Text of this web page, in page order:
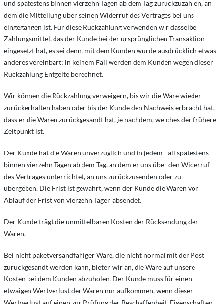
und spätestens binnen vierzehn Tagen ab dem Tag zurückzuzahlen, an
dem die Mitteilung über seinen Widerruf des Vertrages bei uns
eingegangen ist. Für diese Rückzahlung verwenden wir dasselbe
Zahlungsmittel, das der Kunde bei der ursprünglichen Transaktion
eingesetzt hat, es sei denn, mit dem Kunden wurde ausdrücklich etwas
anderes vereinbart; in keinem Fall werden dem Kunden wegen dieser
Rückzahlung Entgelte berechnet.
Wir können die Rückzahlung verweigern, bis wir die Ware wieder
zurückerhalten haben oder bis der Kunde den Nachweis erbracht hat,
dass er die Waren zurückgesandt hat, je nachdem, welches der frühere
Zeitpunkt ist.
Der Kunde hat die Waren unverzüglich und in jedem Fall spätestens
binnen vierzehn Tagen ab dem Tag, an dem er uns über den Widerruf
des Vertrages unterrichtet, an uns zurückzusenden oder zu
übergeben. Die Frist ist gewahrt, wenn der Kunde die Waren vor
Ablauf der Frist von vierzehn Tagen absendet.
Der Kunde trägt die unmittelbaren Kosten der Rücksendung der
Waren.
Bei nicht paketversandfähiger Ware, die nicht normal mit der Post
zurückgesandt werden kann, bieten wir an, die Ware auf unsere
Kosten bei dem Kunden abzuholen. Der Kunde muss für einen
etwaigen Wertverlust der Waren nur aufkommen, wenn dieser
Wertverlust auf einen zur Prüfung der Beschaffenheit, Eigenschaften